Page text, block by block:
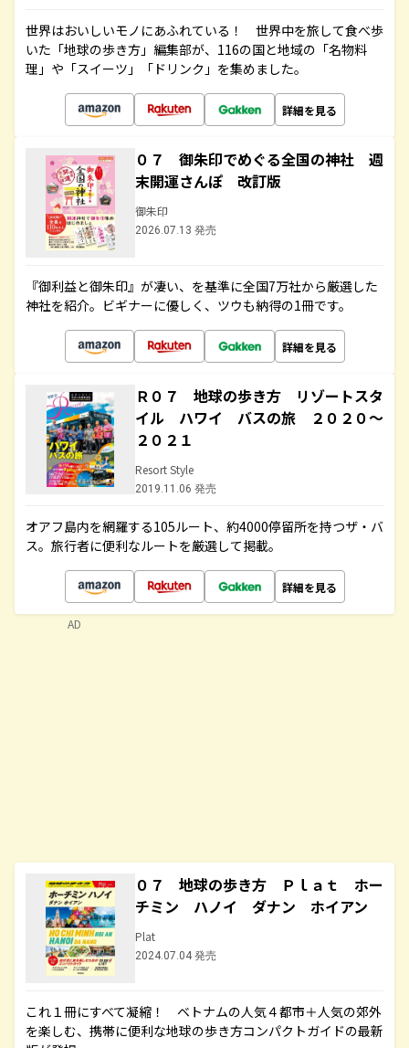
世界はおいしいモノにあふれている！ 世界中を旅して食べ歩
いた「地球の歩き方」編集部が、116の国と地域の「名物料
理」や「スイーツ」「ドリンク」を集めました。
詳細を見る
０７ 御朱印でめぐる全国の神社 週
末開運さんぽ 改訂版
御朱印
2026.07.13 発売
『御利益と御朱印』が凄い、を基準に全国7万社から厳選した
神社を紹介。ビギナーに優しく、ツウも納得の1冊です。
詳細を見る
Ｒ０７ 地球の歩き方 リゾートスタ
イル ハワイ バスの旅 ２０２０～
２０２１
Resort Style
2019.11.06 発売
オアフ島内を網羅する105ルート、約4000停留所を持つザ・バ
ス。旅行者に便利なルートを厳選して掲載。
詳細を見る
０７ 地球の歩き方 Ｐｌａｔ ホー
チミン ハノイ ダナン ホイアン
Plat
2024.07.04 発売
これ１冊にすべて凝縮！ ベトナムの人気４都市＋人気の郊外
を楽しむ、携帯に便利な地球の歩き方コンパクトガイドの最新
AD